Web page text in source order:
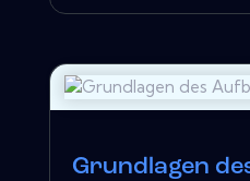
Grundlagen